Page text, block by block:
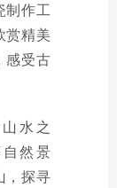
制作工
赏精美
感受古
水之
然景
，探寻